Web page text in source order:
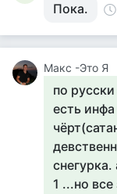
Пока.
Макс -Это Я
по
есть
1 ...но